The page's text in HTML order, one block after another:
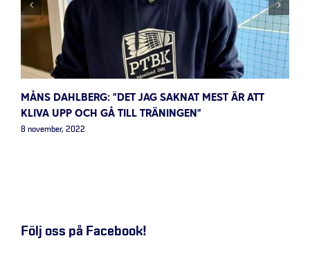
MÅNS DAHLBERG: ”DET JAG SAKNAT MEST ÄR ATT
KLIVA UPP OCH GÅ TILL TRÄNINGEN”
8 november, 2022
Följ oss på Facebook!